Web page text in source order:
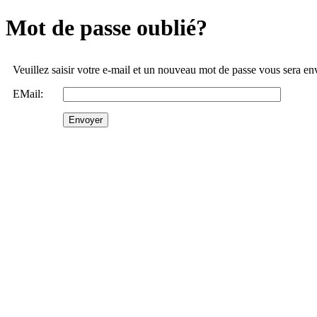
Mot de passe oublié?
Veuillez saisir votre e-mail et un nouveau mot de passe vous sera
EMail: